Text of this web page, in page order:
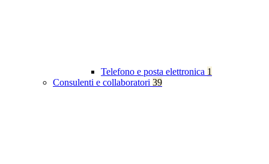
Telefono e posta elettronica 1
Consulenti e collaboratori 39